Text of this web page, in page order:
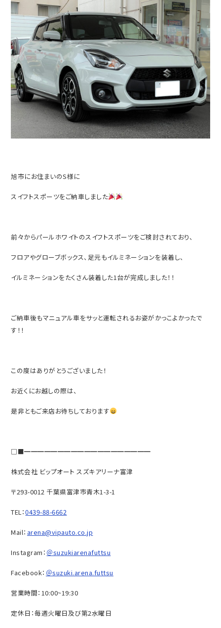
旭市にお住まいのS様に
スイフトスポーツをご納車しました
前々からパールホワイトのスイフトスポーツをご検討されており、
フロアやグローブボックス、足元もイルミネーションを装着し、
イルミネーションをたくさん装着した1台が完成しました！！
ご納車後もマニュアル車をサッと運転されるお姿がかっこよかったで
す！！
この度はありがとうございました！
お近くにお越しの際は、
是非ともご来店お待ちしております
□■━━━━━━━━━━━━━━━━━━━
株式会社 ビップオート スズキアリーナ富津
〒293-0012 千葉県富津市青木1-3-1
TEL：0439-88-6662
Mail： arena@vipauto.co.jp
Instagram： ＠suzukiarenafuttsu
Facebook： ＠suzuki.arena.futtsu
営業時間：10:00~19:30
定休日：毎週火曜日及び第2水曜日